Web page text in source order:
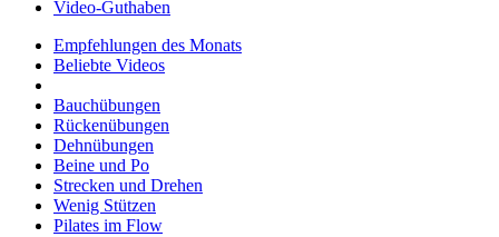
Video-Guthaben
Empfehlungen des Monats
Beliebte Videos
Bauchübungen
Rückenübungen
Dehnübungen
Beine und Po
Strecken und Drehen
Wenig Stützen
Pilates im Flow